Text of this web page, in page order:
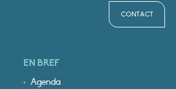
CONTACT
EN BREF
Agenda